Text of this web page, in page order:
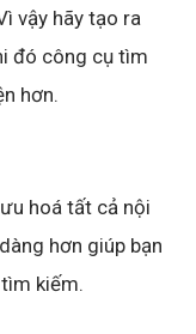
vậy hãy tạo ra
đó công cụ tìm
hơn.
hoá tất cả nội
hơn giúp bạn
kiếm.